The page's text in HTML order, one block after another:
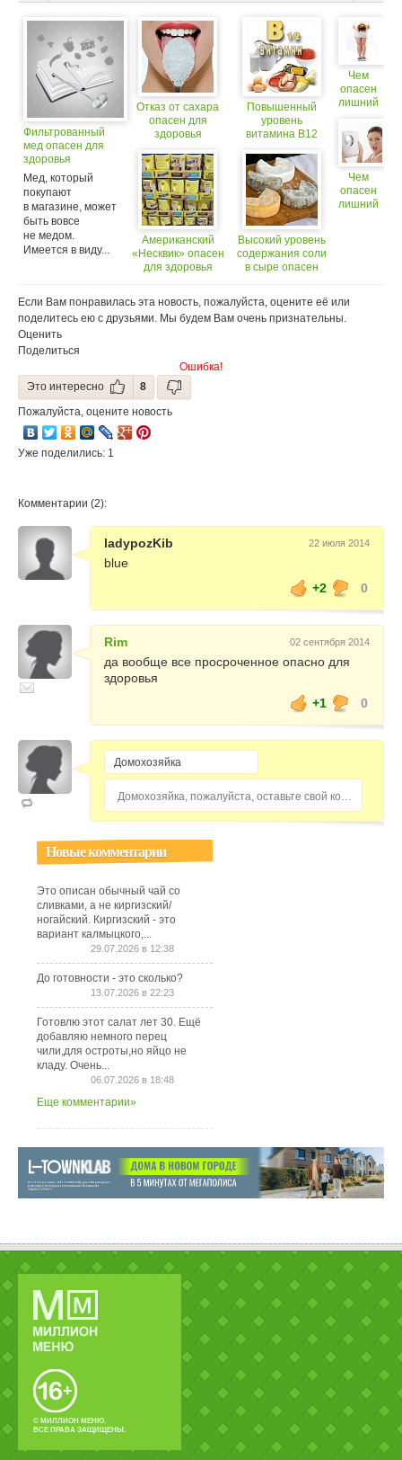
Фильтрованный
мед опасен для
здоровья
Мед, который
покупают
в магазине, может
быть вовсе
не медом.
Имеется в виду...
Отказ от сахара
опасен для
здоровья
Американский
«Несквик» опасен
для здоровья
Повышенный
уровень
витамина В12
здоровья
Высокий уровень
содержания соли
в сыре опасен
Чем
опасен
лишний
Чем
опасен
лишний
Если Вам понравилась эта новость, пожалуйста, оцените её или
поделитесь ею с друзьями. Мы будем Вам очень признательны.
Оценить
Поделиться
Ошибка!
Это интересно
8
Пожалуйста, оцените новость
Уже поделились: 1
Комментарии (2):
ladypozKib 22 июля 2014
blue
+2
0
Rim 02 сентября 2014
да вообще все просроченное опасно для
здоровья
+1
0
Домохозяйка, пожалуйста, оставьте свой комментарий...
Новые комментарии
Это описан обычный чай со
сливками, а не киргизский/
ногайский. Киргизский - это
вариант калмыцкого,...
29.07.2026 в 12:38
До готовности - это сколько?
13.07.2026 в 22:23
Готовлю этот салат лет 30. Ещё
добавляю немного перец
чили,для остроты,но яйцо не
кладу. Очень...
06.07.2026 в 18:48
Еще комментарии»
© МИЛЛИОН МЕНЮ.
ВСЕ ПРАВА ЗАЩИЩЕНЫ.